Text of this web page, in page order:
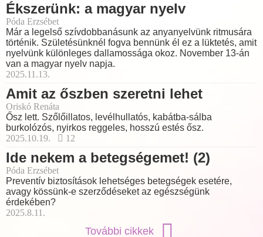
Ékszerünk: a magyar nyelv
Póda Erzsébet
Már a legelső szívdobbanásunk az anyanyelvünk ritmusára
történik. Születésünknél fogva bennünk él ez a lüktetés, amit
nyelvünk különleges dallamossága okoz. November 13-án
van a magyar nyelv napja.
2025.11.13.
Amit az őszben szeretni lehet
Oriskó Renáta
Ősz lett. Szőlőillatos, levélhullatós, kabátba-sálba
burkolózós, nyirkos reggeles, hosszú estés ősz.
2025.10.19.
12
Ide nekem a betegségemet! (2)
Póda Erzsébet
Preventív biztosítások lehetséges betegségek esetére,
avagy kössünk-e szerződéseket az egészségünk
érdekében?
2025.8.11.
További cikkek